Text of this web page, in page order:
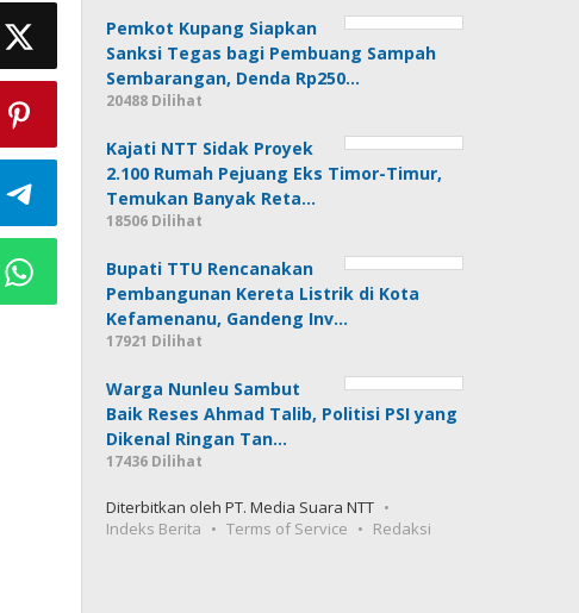
Pemkot Kupang Siapkan
Sanksi Tegas bagi Pembuang Sampah
Sembarangan, Denda Rp250…
20488 Dilihat
Kajati NTT Sidak Proyek
2.100 Rumah Pejuang Eks Timor-Timur,
Temukan Banyak Reta…
18506 Dilihat
Bupati TTU Rencanakan
Pembangunan Kereta Listrik di Kota
Kefamenanu, Gandeng Inv…
17921 Dilihat
Warga Nunleu Sambut
Baik Reses Ahmad Talib, Politisi PSI yang
Dikenal Ringan Tan…
17436 Dilihat
Diterbitkan oleh PT. Media Suara NTT
Indeks Berita
Terms of Service Redaksi